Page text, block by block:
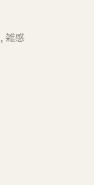
, 雑感